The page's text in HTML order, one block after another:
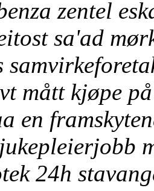
zentel
sa'ad
mått kjøpe
en
24h